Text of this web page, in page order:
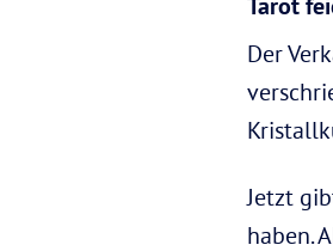
Der
Jetzt
haben.